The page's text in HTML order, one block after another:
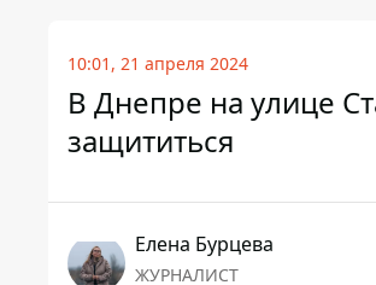
10:01, 21 апреля 2024
В Днепре на улице
защититься
Елена Бурцева
ЖУРНАЛИСТ